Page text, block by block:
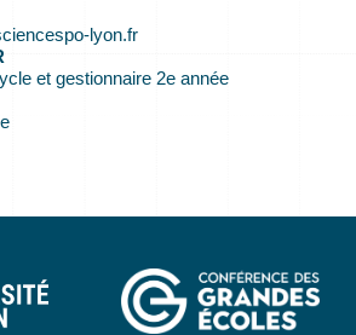
lyon.fr
et gestionnaire 2e année